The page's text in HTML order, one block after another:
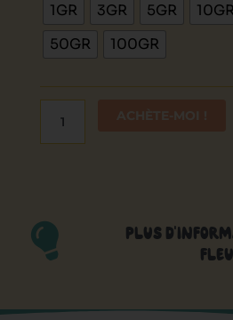
1GR 3GR 5GR 10GR
50GR
100GR
PLUS